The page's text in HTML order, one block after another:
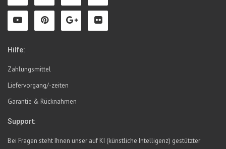
Hilfe:
Zahlungsmittel
Liefervorgang/-zeiten
Garantie & Rücknahmen
Support:
Bei Fragen steht Ihnen unser auf KI (künstliche Intelligenz) gestützter